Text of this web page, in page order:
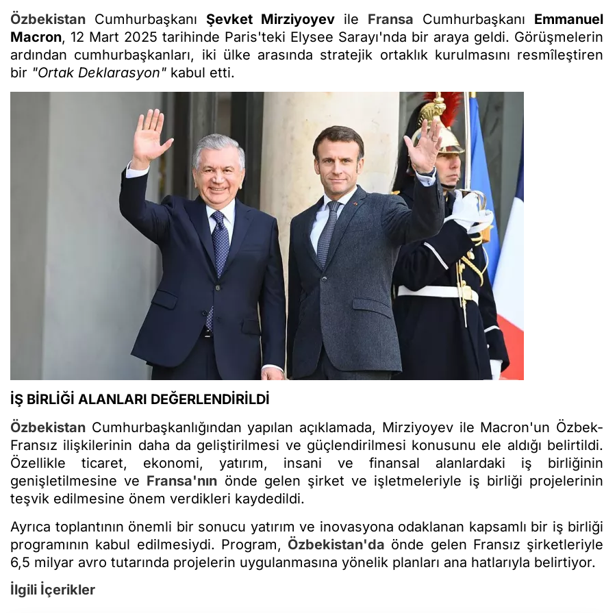
Özbekistan Cumhurbaşkanı Şevket Mirziyoyev ile Fransa Cumhurbaşkanı Emmanuel
Macron, 12 Mart 2025 tarihinde Paris'teki Elysee Sarayı'nda bir araya geldi. Görüşmelerin
ardından cumhurbaşkanları, iki ülke arasında stratejik ortaklık kurulmasını resmîleştiren
bir "Ortak Deklarasyon" kabul etti.
İŞ BİRLİĞİ ALANLARI DEĞERLENDİRİLDİ
Özbekistan Cumhurbaşkanlığından yapılan açıklamada, Mirziyoyev ile Macron'un Özbek-
Fransız ilişkilerinin daha da geliştirilmesi ve güçlendirilmesi konusunu ele aldığı belirtildi.
Özellikle ticaret, ekonomi, yatırım, insani ve finansal alanlardaki iş birliğinin
genişletilmesine ve Fransa'nın önde gelen şirket ve işletmeleriyle iş birliği projelerinin
teşvik edilmesine önem verdikleri kaydedildi.
Ayrıca toplantının önemli bir sonucu yatırım ve inovasyona odaklanan kapsamlı bir iş birliği
programının kabul edilmesiydi. Program, Özbekistan'da önde gelen Fransız şirketleriyle
6,5 milyar avro tutarında projelerin uygulanmasına yönelik planları ana hatlarıyla belirtiyor.
İlgili İçerikler